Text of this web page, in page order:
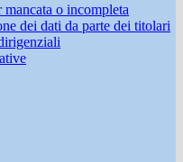
mancata o incompleta
dei dati da parte dei titolari